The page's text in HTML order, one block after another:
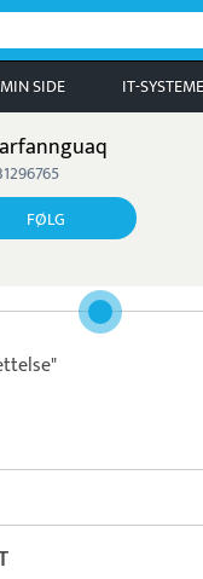
MIN SIDE IT-
FØLG